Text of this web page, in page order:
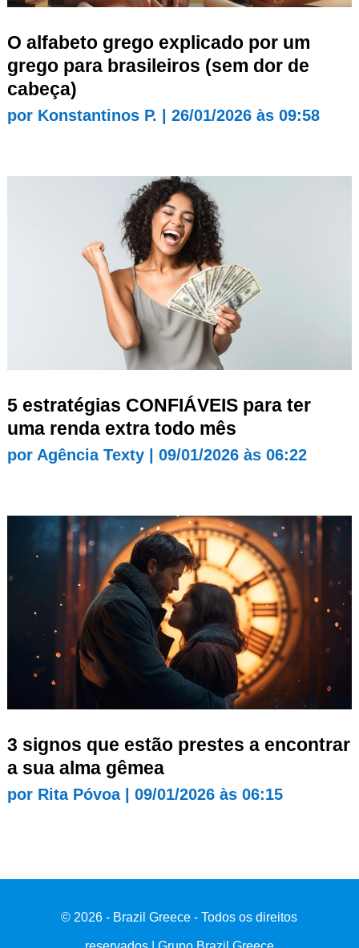
O alfabeto grego explicado por um
grego para brasileiros (sem dor de
cabeça)
por Konstantinos P. 26/01/2026 às 09:58
5 estratégias CONFIÁVEIS para ter
uma renda extra todo mês
por Agência Texty| 09/01/2026 às 06:22
3 signos que estão prestes a encontrar
a sua alma gêmea
por Rita Póvoa| 09/01/2026 às 06:15
© 2026 - Brazil Greece - Todos os direitos